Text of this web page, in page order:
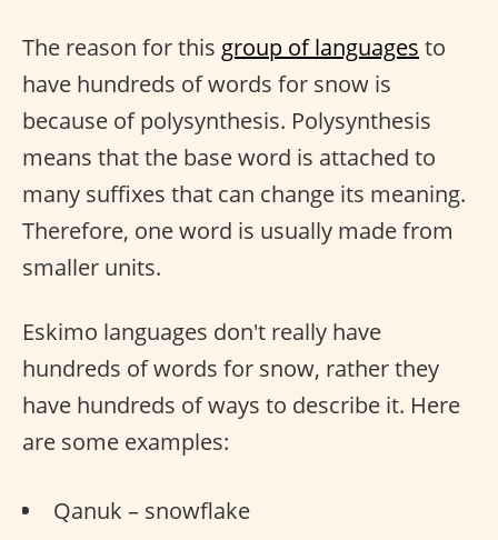
The reason for this group of languages to
have hundreds of words for snow is
because of polysynthesis. Polysynthesis
means that the base word is attached to
many suffixes that can change its meaning.
Therefore, one word is usually made from
smaller units.
Eskimo languages don't really have
hundreds of words for snow, rather they
have hundreds of ways to describe it. Here
are some examples:
Qanuk – snowflake